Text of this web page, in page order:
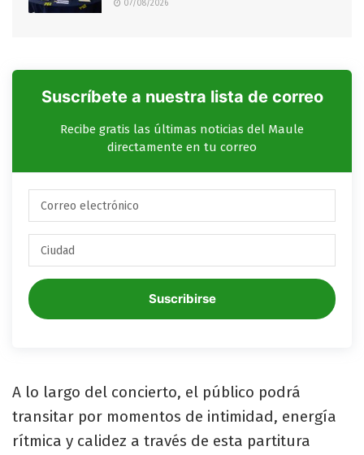
07/08/2026
Suscríbete a nuestra lista de correo
Recibe gratis las últimas noticias del Maule
directamente en tu correo
Suscribirse
A lo largo del concierto, el público podrá
transitar por momentos de intimidad, energía
rítmica y calidez a través de esta partitura